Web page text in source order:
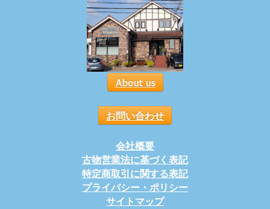
About us
お問い合わせ
会社概要
古物営業法に基づく表記
特定商取引に関する表記
プライバシー・ポリシー
サイトマップ